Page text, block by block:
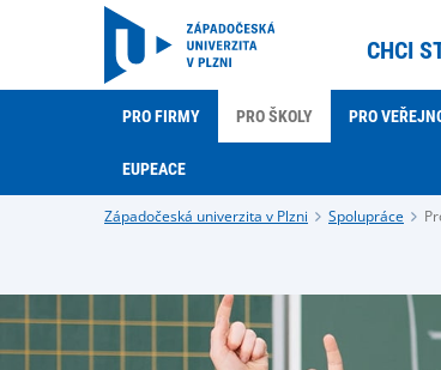
CHCI
PRO FIRMY PRO ŠKOLY PRO
EUPEACE
Západočeská univerzita v Plzni Spolupráce